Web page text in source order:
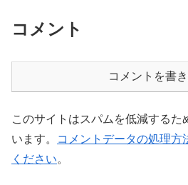
コメント
コメントを書
このサイトはスパムを低減するた
います。
コメントデータの処理方
ください。